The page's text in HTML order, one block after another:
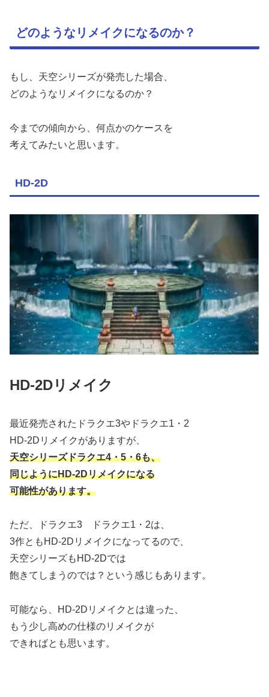
どのようなリメイクになるのか？
もし、天空シリーズが発売した場合、
どのようなリメイクになるのか？
今までの傾向から、何点かのケースを
考えてみたいと思います。
HD-2D
HD-2Dリメイク
最近発売されたドラクエ3やドラクエ1・2
HD-2Dリメイクがありますが、
天空シリーズドラクエ4・5・6も、
同じようにHD-2Dリメイクになる
可能性があります。
ただ、ドラクエ3 ドラクエ1・2は、
3作ともHD-2Dリメイクになってるので、
天空シリーズもHD-2Dでは
飽きてしまうのでは？という感じもあります。
可能なら、HD-2Dリメイクとは違った、
もう少し高めの仕様のリメイクが
できればとも思います。